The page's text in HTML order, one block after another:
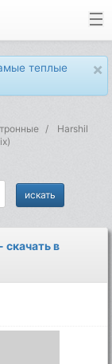
×
теплые
Harshil
скачать в